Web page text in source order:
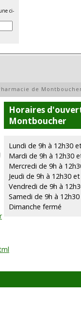
ci-
de
Horaires
Montboucher
Lundi de 9h à 12h30
Mardi de 9h à 12h30
Mercredi de 9h à
Jeudi de 9h à 12h30
Vendredi de 9h à
Samedi de 9h à 12h30
Dimanche fermé